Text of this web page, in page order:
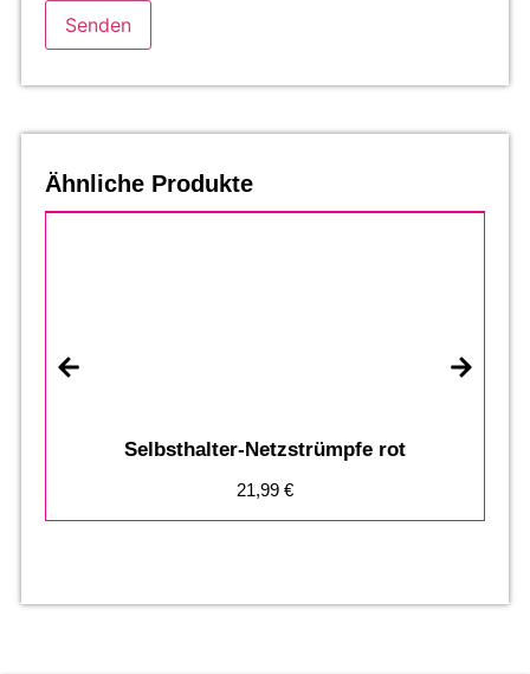
Ähnliche Produkte
Selbsthalter-Netzstrümpfe rot
21,99 €